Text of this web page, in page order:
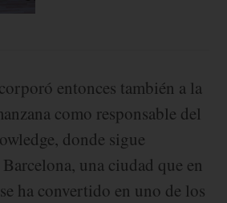
entonces también a la
como responsable del
donde sigue
una ciudad que en
ha convertido en uno de los